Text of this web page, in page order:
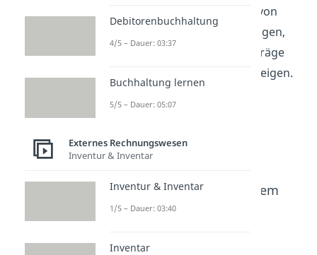
langfristige Wertminderung von
Vermögenswerten ist. Wir zeigen,
wie du die Abschreibungsbeträge
berechnest und warum sie steigen.
Beliebte Inhalte aus dem
Bereich
Debitorenbuchhaltung
4/5 – Dauer: 03:37
Buchhaltung lernen
5/5 – Dauer: 05:07
Externes Rechnungswesen
Inventur & Inventar
Inventur & Inventar
1/5 – Dauer: 03:40
Inventar